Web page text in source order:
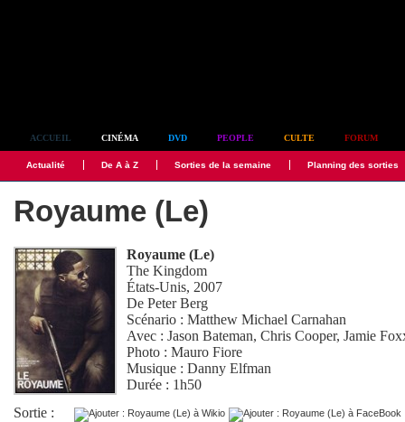
ACCUEIL CINÉMA DVD PEOPLE CULTE FORUM
Actualité De A à Z Sorties de la semaine Planning des sorties
Royaume (Le)
Royaume (Le)
The Kingdom
États-Unis, 2007
DePeter Berg
Scénario :Matthew Michael Carnahan
Avec :Jason Bateman,Chris Cooper,Jamie
Photo :Mauro Fiore
Musique :Danny Elfman
Durée : 1h50
Sortie :